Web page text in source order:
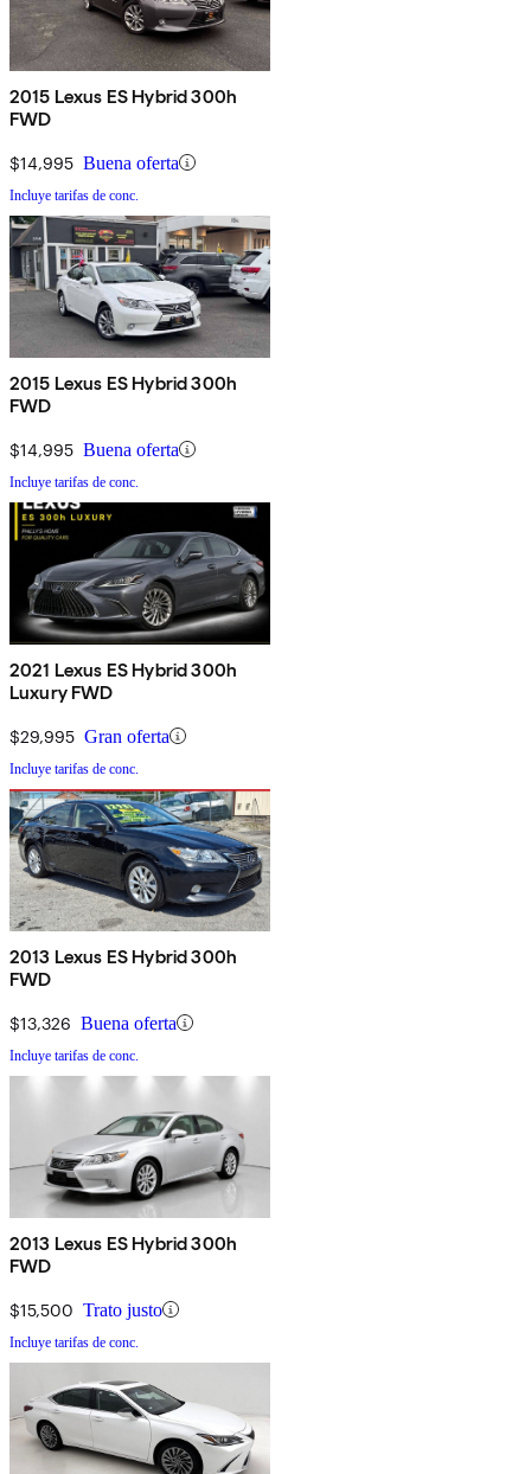
2015 Lexus ES Hybrid 300h
FWD
$14,995 Buena oferta
Incluye tarifas de conc.
2015 Lexus ES Hybrid 300h
FWD
$14,995 Buena oferta
Incluye tarifas de conc.
2021 Lexus ES Hybrid 300h
Luxury FWD
$29,995 Gran oferta
Incluye tarifas de conc.
2013 Lexus ES Hybrid 300h
FWD
$13,326 Buena oferta
Incluye tarifas de conc.
2013 Lexus ES Hybrid 300h
FWD
$15,500 Trato justo
Incluye tarifas de conc.